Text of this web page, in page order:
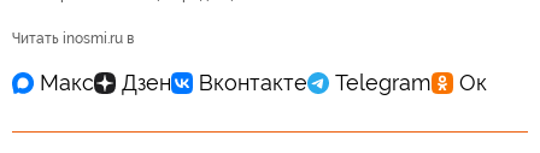
Читать inosmi.ru в